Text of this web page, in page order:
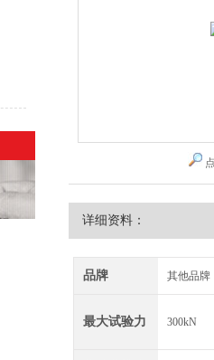
详细资料：
品牌 其他品牌
最大试验力 300kN